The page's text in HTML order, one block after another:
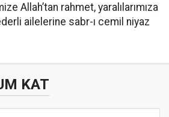
Allah’tan rahmet, yaralılarımıza
ailelerine sabr-ı cemil niyaz
KAT